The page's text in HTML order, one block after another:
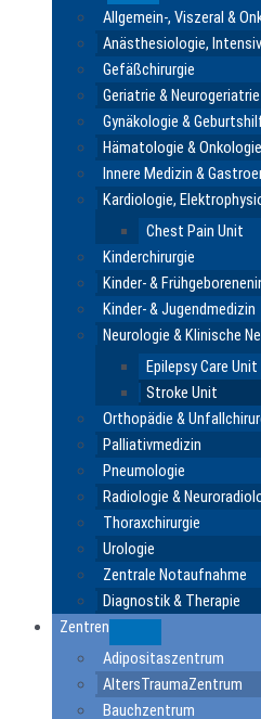
Allgemein-, Viszeral &
Anästhesiologie,
Gefäßchirurgie
Geriatrie & Neurogeriatrie
Gynäkologie &
Hämatologie & Onkologie
Innere Medizin &
Kardiologie,
Chest Pain Unit
Kinderchirurgie
Kinder- &
Kinder- & Jugendmedizin
Neurologie & Klinische
Epilepsy Care Unit
Stroke Unit
Orthopädie &
Palliativmedizin
Pneumologie
Radiologie &
Thoraxchirurgie
Urologie
Zentrale Notaufnahme
Diagnostik & Therapie
Zentren
Adipositaszentrum
AltersTraumaZentrum
Bauchzentrum